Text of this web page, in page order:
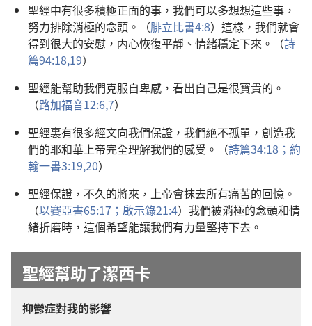
聖經中有很多積極正面的事，我們可以多想想這些事，
努力排除消極的念頭。（腓立比書4:8）這樣，我們就會
得到很大的安慰，内心恢復平靜、情緒穩定下來。（詩
篇94:18,19）
聖經能幫助我們克服自卑感，看出自己是很寶貴的。
（路加福音12:6,7）
聖經裏有很多經文向我們保證，我們絶不孤單，創造我
們的耶和華上帝完全理解我們的感受。（詩篇34:18； 約
翰一書3:19,20）
聖經保證，不久的將來，上帝會抹去所有痛苦的回憶。
（以賽亞書65:17； 啟示錄21:4）我們被消極的念頭和情
緒折磨時，這個希望能讓我們有力量堅持下去。
聖經幫助了潔西卡
抑鬱症對我的影響